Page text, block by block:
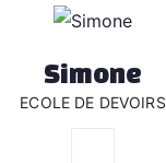
Simone
ECOLE DE DEVOIRS